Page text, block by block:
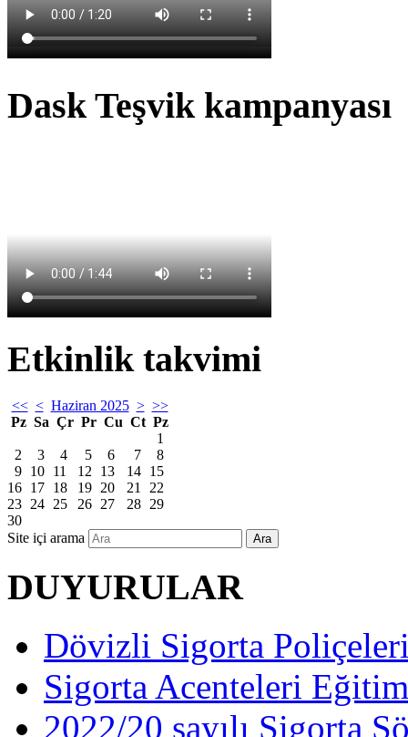
Dask Teşvik kampanyası
Etkinlik takvimi
<< < Haziran 2025 > >>
Pz Sa Çr Pr Cu Ct Pz
1
2
3 4 5 6 7
8
9 10 11 12 13 14 15
16 17 18 19 20 21
22
23 24 25 26 27 28 29
30
Site içi arama
Ara
DUYURULAR
Dövizli Sigorta
Sigorta Acenteleri
2022/20 sayılı Sigorta